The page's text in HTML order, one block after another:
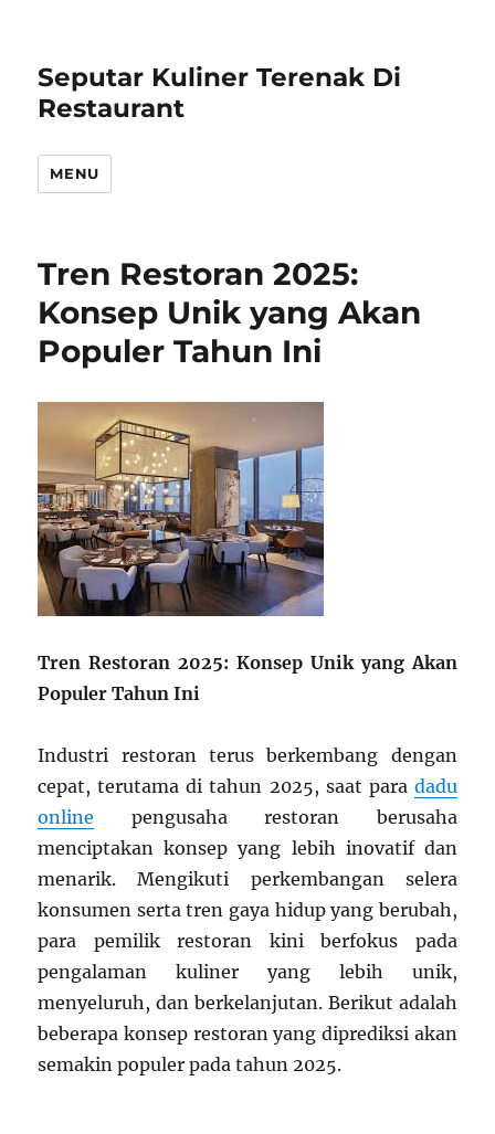
Seputar Kuliner Terenak Di
Restaurant
MENU
Tren Restoran 2025:
Konsep Unik yang Akan
Populer Tahun Ini
Tren Restoran 2025: Konsep Unik yang Akan
Populer Tahun Ini
Industri restoran terus berkembang dengan
cepat, terutama di tahun 2025, saat para dadu
online pengusaha restoran berusaha
menciptakan konsep yang lebih inovatif dan
menarik. Mengikuti perkembangan selera
konsumen serta tren gaya hidup yang berubah,
para pemilik restoran kini berfokus pada
pengalaman kuliner yang lebih unik,
menyeluruh, dan berkelanjutan. Berikut adalah
beberapa konsep restoran yang diprediksi akan
semakin populer pada tahun 2025.